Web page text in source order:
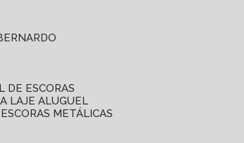
DE ESCORAS
LAJE ALUGUEL
ESCORAS METÁLICAS